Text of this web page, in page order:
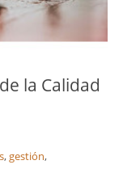
la Calidad
,gestión,